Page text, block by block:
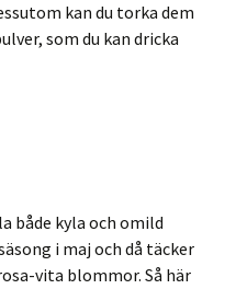
kan du torka dem
som du kan dricka
både kyla och omild
i maj och då täcker
vita blommor. Så här